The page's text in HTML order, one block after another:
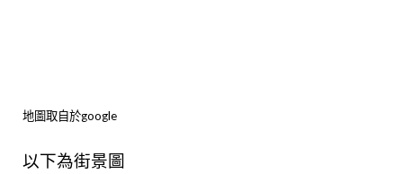
地圖取自於google
以下為街景圖